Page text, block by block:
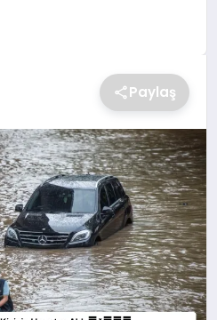
Paylaş